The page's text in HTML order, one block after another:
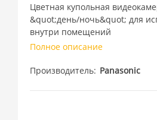
Цветная купольная
&quot;день/ночь&quot; для
внутри помещений
Полное описание
Производитель Panasonic